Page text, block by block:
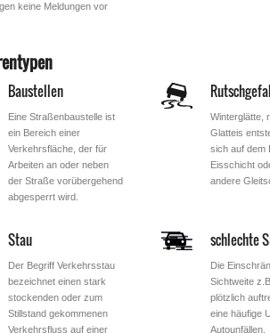
keine Meldungen vor
Baustellen
Eine Straßenbaustelle ist
ein Bereich einer
Verkehrsfläche, der für
Arbeiten an oder neben
der Straße vorübergehend
abgesperrt wird.
Winterglätte,
Glatteis
sich auf dem
Eisschicht
andere
Stau
Der Begriff Verkehrsstau
bezeichnet einen stark
stockenden oder zum
Stillstand gekommenen
Verkehrsfluss auf einer
schlechte
Die
Sichtweite
plötzlich
eine häufige
Autounfällen.